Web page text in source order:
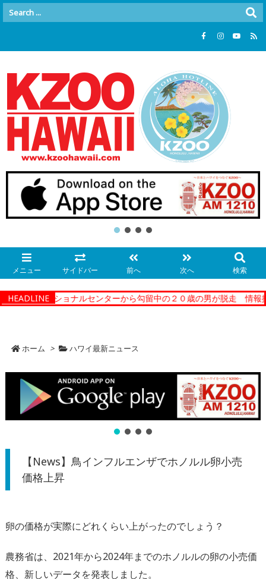
メニュー サイドバー 前へ 次へ 検索
HEADLINE
ーコレクショナルセンターから勾留中の２０歳の男が脱走 情報提
ホーム > ハワイ最新ニュース
【News】鳥インフルエンザでホノルル卵小売
価格上昇
卵の価格が実際にどれくらい上がったのでしょう？
農務省は、 2021年から2024年までのホノルルの卵の小売価
格、 新しいデータを発表しました。